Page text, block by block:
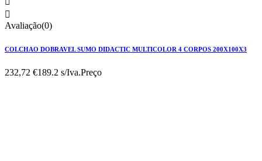

Avaliação(0)
COLCHAO DOBRAVEL SUMO DIDACTIC MULTICOLOR 4 CORPOS 200X100X3
232,72 €189.2 s/Iva.Preço